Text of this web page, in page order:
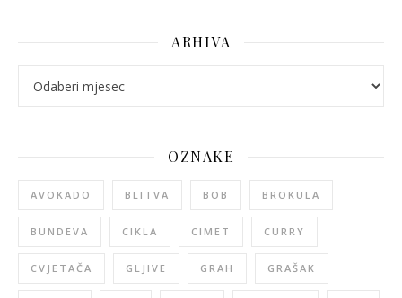
ARHIVA
OZNAKE
AVOKADO BLITVA BOB BROKULA
BUNDEVA CIKLA CIMET CURRY
CVJETAČA GLJIVE GRAH GRAŠAK